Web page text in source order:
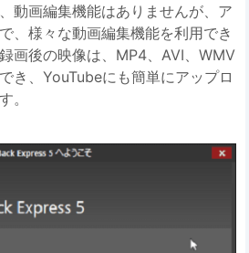
動画編集機能はありませんが、ア
、様々な動画編集機能を利用でき
画後の映像は、MP4、AVI、WMV
き、YouTubeにも簡単にアップロ
。